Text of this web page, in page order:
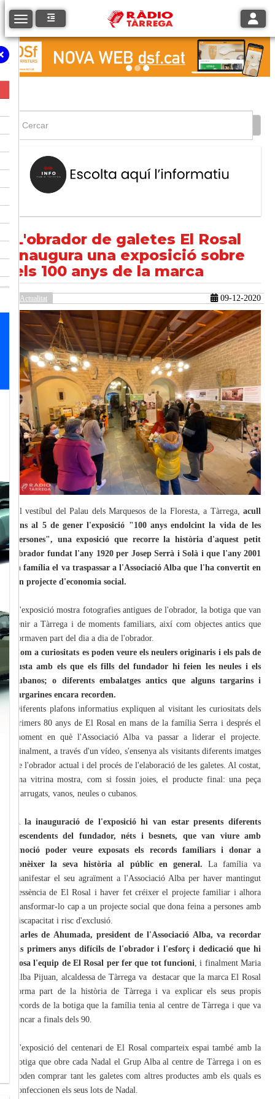
Toggle navigation
L'obrador de galetes El Rosal
inaugura una exposició sobre
els 100 anys de la marca
Actualitat 09-12-2020
El vestíbul del Palau dels Marquesos de la Floresta, a Tàrrega, acull
fins al 5 de gener l'exposició "100 anys endolcint la vida de les
persones", una exposició que recorre la història d'aquest petit
obrador fundat l'any 1920 per Josep Serrà i Solà i que l'any 2001
la família el va traspassar a l'Associació Alba que l'ha convertit en
un projecte d'economia social.
L'exposició mostra fotografies antigues de l'obrador, la botiga que van
tenir a Tàrrega i de moments familiars, així com objectes antics que
formaven part del dia a dia de l'obrador.
Com a curiositats es poden veure els neulers originaris i els pals de
fusta amb els que els fills del fundador hi feien les neules i els
cubanos; o diferents embalatges antics que alguns targarins i
targarines encara recorden.
Diferents plafons informatius expliquen al visitant les curiositats dels
primers 80 anys de El Rosal en mans de la família Serra i després el
moment en què l'Associació Alba va passar a liderar el projecte.
Finalment, a través d'un vídeo, s'ensenya als visitants diferents imatges
de l'obrador actual i del procés de l'elaboració de les galetes. Al costat,
una vitrina mostra, com si fossin joies, el producte final: una peça
d'arrugats, vanos, neules o cubanos.
A la inauguració de l'exposició hi van estar presents diferents
descendents del fundador, néts i besnets, que van viure amb
emoció poder veure exposats els records familiars i donar a
conèixer la seva història al públic en general. La família va
manifestar el seu agraïment a l'Associació Alba per haver mantingut
l'essència de El Rosal i haver fet créixer el projecte familiar i alhora
transformar-lo cap a un projecte social que dona feina a persones amb
discapacitat i risc d'exclusió.
Carles de Ahumada, president de l'Associació Alba, va recordar
els primers anys difícils de l'obrador i l'esforç i dedicació que hi
posa l'equip de El Rosal per fer que tot funcioni, i finalment Maria
Alba Pijuan, alcaldessa de Tàrrega va destacar que la marca El Rosal
forma part de la història de Tàrrega i va explicar els seus propis
records de la botiga que la família tenia al centre de Tàrrega i que va
tancar a finals dels 90.
L'exposició del centenari de El Rosal comparteix espai també amb la
botiga que obre cada Nadal el Grup Alba al centre de Tàrrega i on es
poden comprar tant les galetes com altres productes amb els quals es
confeccionen els seus lots de Nadal.